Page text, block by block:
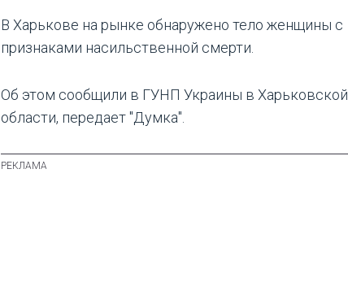
В Харькове на рынке обнаружено тело женщины с
признаками насильственной смерти.
Об этом сообщили в ГУНП Украины в Харьковской
области, передает "Думка".